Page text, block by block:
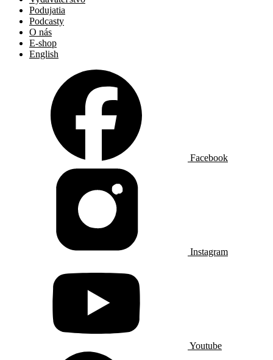
Podujatia
Podcasty
O nás
E-shop
English
Facebook
Instagram
Youtube